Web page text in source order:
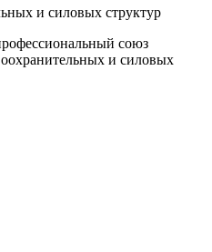
и силовых структур
союз
и силовых